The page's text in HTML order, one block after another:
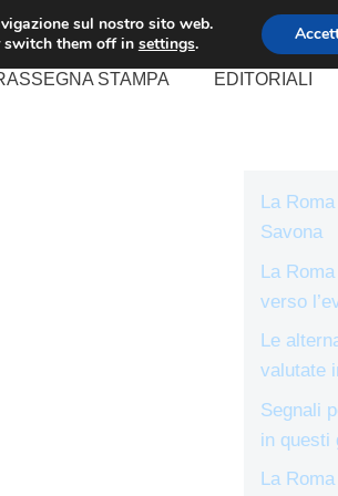
STAMPA EDITORIALI
La
Savona
La
verso
Le
valutate
Segnali
in questi
La
sul nostro sito web.
switch them off in settings.